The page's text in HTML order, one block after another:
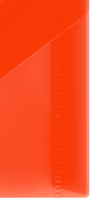
Тетради А4
Тетради
Тетради
Тетради
Тетради
Тетради для